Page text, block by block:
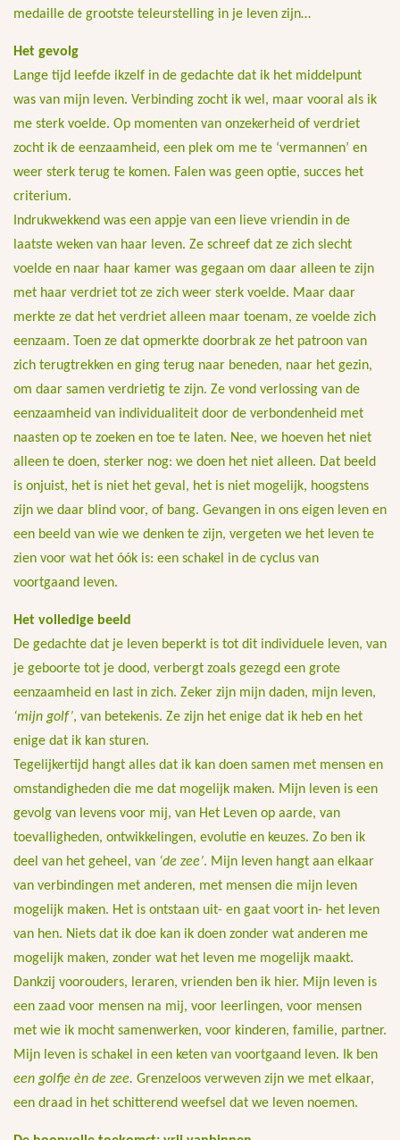
medaille de grootste teleurstelling in je leven zijn…
Het gevolg
Lange tijd leefde ikzelf in de gedachte dat ik het middelpunt
was van mijn leven. Verbinding zocht ik wel, maar vooral als ik
me sterk voelde. Op momenten van onzekerheid of verdriet
zocht ik de eenzaamheid, een plek om me te ‘vermannen’ en
weer sterk terug te komen. Falen was geen optie, succes het
criterium.
Indrukwekkend was een appje van een lieve vriendin in de
laatste weken van haar leven. Ze schreef dat ze zich slecht
voelde en naar haar kamer was gegaan om daar alleen te zijn
met haar verdriet tot ze zich weer sterk voelde. Maar daar
merkte ze dat het verdriet alleen maar toenam, ze voelde zich
eenzaam. Toen ze dat opmerkte doorbrak ze het patroon van
zich terugtrekken en ging terug naar beneden, naar het gezin,
om daar samen verdrietig te zijn. Ze vond verlossing van de
eenzaamheid van individualiteit door de verbondenheid met
naasten op te zoeken en toe te laten. Nee, we hoeven het niet
alleen te doen, sterker nog: we doen het niet alleen. Dat beeld
is onjuist, het is niet het geval, het is niet mogelijk, hoogstens
zijn we daar blind voor, of bang. Gevangen in ons eigen leven en
een beeld van wie we denken te zijn, vergeten we het leven te
zien voor wat het óók is: een schakel in de cyclus van
voortgaand leven.
Het volledige beeld
De gedachte dat je leven beperkt is tot dit individuele leven, van
je geboorte tot je dood, verbergt zoals gezegd een grote
eenzaamheid en last in zich. Zeker zijn mijn daden, mijn leven,
‘mijn golf’, van betekenis. Ze zijn het enige dat ik heb en het
enige dat ik kan sturen.
Tegelijkertijd hangt alles dat ik kan doen samen met mensen en
omstandigheden die me dat mogelijk maken. Mijn leven is een
gevolg van levens voor mij, van Het Leven op aarde, van
toevalligheden, ontwikkelingen, evolutie en keuzes. Zo ben ik
deel van het geheel, van ‘de zee’. Mijn leven hangt aan elkaar
van verbindingen met anderen, met mensen die mijn leven
mogelijk maken. Het is ontstaan uit- en gaat voort in- het leven
van hen. Niets dat ik doe kan ik doen zonder wat anderen me
mogelijk maken, zonder wat het leven me mogelijk maakt.
Dankzij voorouders, leraren, vrienden ben ik hier. Mijn leven is
een zaad voor mensen na mij, voor leerlingen, voor mensen
met wie ik mocht samenwerken, voor kinderen, familie, partner.
Mijn leven is schakel in een keten van voortgaand leven. Ik ben
een golfje èn de zee. Grenzeloos verweven zijn we met elkaar,
een draad in het schitterend weefsel dat we leven noemen.